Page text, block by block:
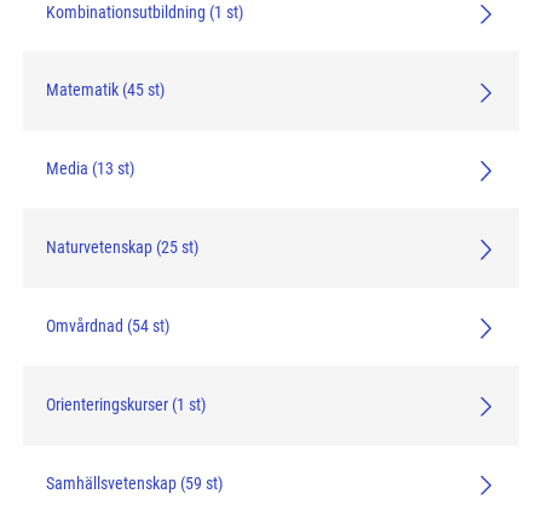
Kombinationsutbildning (1 st)
Matematik (45 st)
Media (13 st)
Naturvetenskap (25 st)
Omvårdnad (54 st)
Orienteringskurser (1 st)
Samhällsvetenskap (59 st)